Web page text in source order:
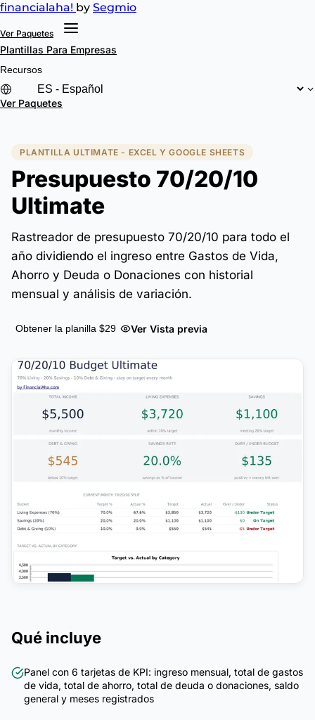
financialaha! by Segmio
Ver Paquetes
Plantillas Para Empresas
Recursos
Ver Paquetes
PLANTILLA ULTIMATE - EXCEL Y GOOGLE SHEETS
Presupuesto 70/20/10
Ultimate
Rastreador de presupuesto 70/20/10 para todo el
año dividiendo el ingreso entre Gastos de Vida,
Ahorro y Deuda o Donaciones con historial
mensual y análisis de variación.
Obtener la planilla $29 Ver Vista previa
Qué incluye
Panel con 6 tarjetas de KPI: ingreso mensual, total de gastos
de vida, total de ahorro, total de deuda o donaciones, saldo
general y meses registrados